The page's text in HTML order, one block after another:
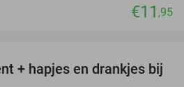
€11 ,95
41%
+ hapjes en drankjes bij